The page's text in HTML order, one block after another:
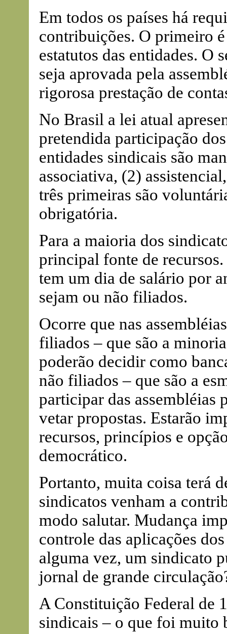
Em todos os países há
contribuições. O primeiro
estatutos das entidades. O
seja aprovada pela
rigorosa prestação de
No Brasil a lei atual
pretendida participação
entidades sindicais são
associativa, (2)
três primeiras são
obrigatória.
Para a maioria dos
principal fonte de
tem um dia de salário por
sejam ou não filiados.
Ocorre que nas
filiados – que são a
poderão decidir como
não filiados – que são a
participar das assembléias
vetar propostas. Estarão
recursos, princípios e
democrático.
Portanto, muita coisa terá
sindicatos venham a
modo salutar. Mudança
controle das aplicações
alguma vez, um sindicato
jornal de grande
A Constituição Federal de
sindicais – o que foi muito